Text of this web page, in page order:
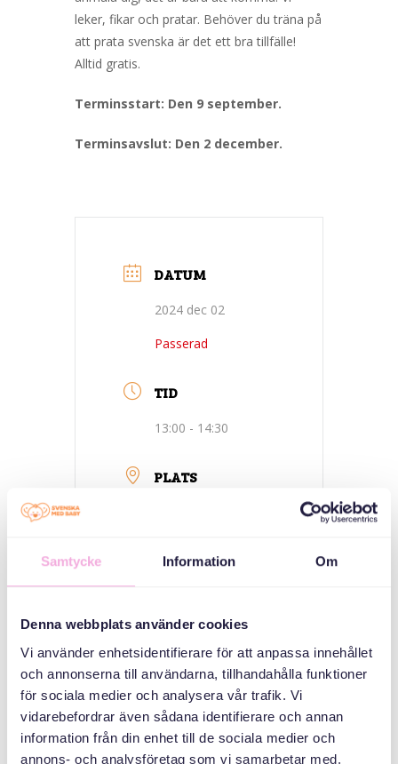
Samtycke Information Om
Denna webbplats använder cookies
Vi använder enhetsidentifierare för att anpassa innehållet
och annonserna till användarna, tillhandahålla funktioner
för sociala medier och analysera vår trafik. Vi
vidarebefordrar även sådana identifierare och annan
information från din enhet till de sociala medier och
annons- och analysföretag som vi samarbetar med.
leker, fikar och pratar. Behöver du träna på
att prata svenska är det ett bra tillfälle!
Alltid gratis.
Terminsstart: Den 9 september.
Terminsavslut: Den 2 december.
DATUM
2024 dec 02
Passerad
TID
13:00 - 14:30
PLATS
Öppna förskola
Kista Kyrka
KATEGORIER
Föräldraträffar
ARRANGÖR